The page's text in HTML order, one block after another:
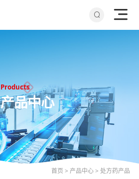
Products
产品中心
首页 > 产品中心> 处方药产品